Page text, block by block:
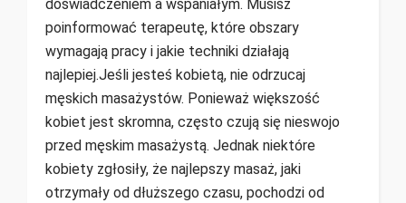
doświadczeniem a wspaniałym. Musisz
poinformować terapeutę, które obszary
wymagają pracy i jakie techniki działają
najlepiej.Jeśli jesteś kobietą, nie odrzucaj
męskich masażystów. Ponieważ większość
kobiet jest skromna, często czują się nieswojo
przed męskim masażystą. Jednak niektóre
kobiety zgłosiły, że najlepszy masaż, jaki
otrzymały od dłuższego czasu, pochodzi od